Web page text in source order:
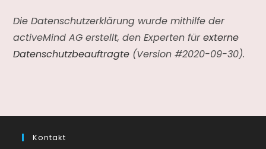
Die Datenschutzerklärung wurde mithilfe der
activeMind AG erstellt, den Experten fürexterne
Datenschutzbeauftragte (Version #2020-09-30).
Kontakt